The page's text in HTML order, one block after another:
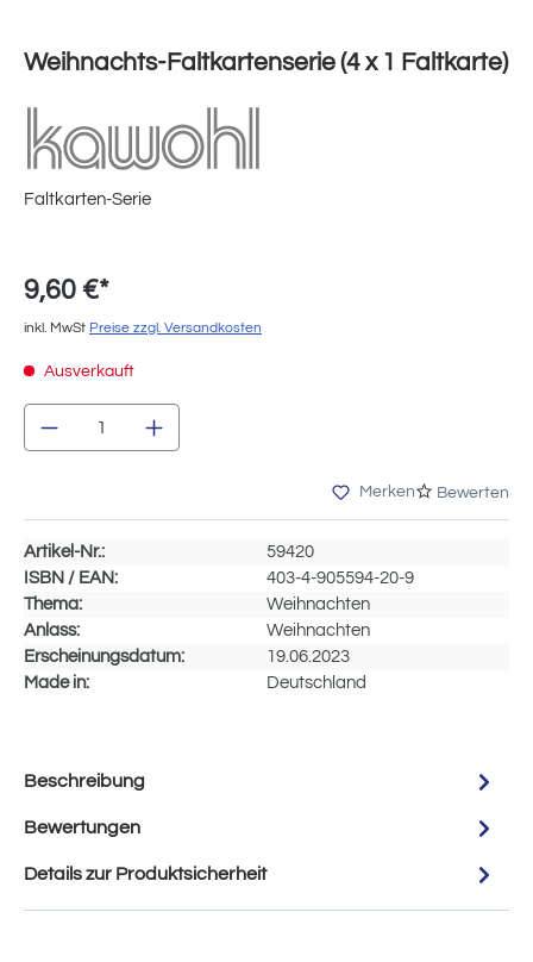
Weihnachts-Faltkartenserie (4 x 1 Faltkarte)
Faltkarten-Serie
9,60 €*
inkl. MwSt Preise zzgl. Versandkosten
Ausverkauft
Produkt Anzahl: Gib den gewünschten
Merken Bewerten
Artikel-Nr.:
59420
ISBN / EAN:
403-4-905594-20-9
Thema:
Weihnachten
Anlass:
Weihnachten
Erscheinungsdatum:
19.06.2023
Made in:
Deutschland
Beschreibung
Bewertungen
Details zur Produktsicherheit